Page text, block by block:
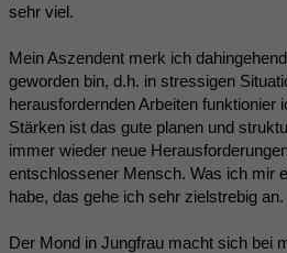
sehr viel.
Mein Aszendent merk ich
geworden bin, d.h. in stressigen
herausfordernden Arbeiten funktionier
Stärken ist das gute planen und
immer wieder neue
entschlossener Mensch. Was ich mir
habe, das gehe ich sehr zielstrebig an.
Der Mond in Jungfrau macht sich bei